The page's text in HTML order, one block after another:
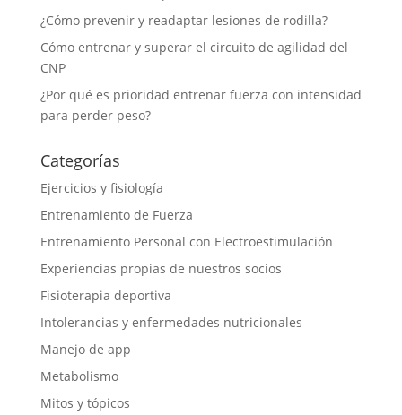
¿Cómo prevenir y readaptar lesiones de rodilla?
Cómo entrenar y superar el circuito de agilidad del
CNP
¿Por qué es prioridad entrenar fuerza con intensidad
para perder peso?
Categorías
Ejercicios y fisiología
Entrenamiento de Fuerza
Entrenamiento Personal con Electroestimulación
Experiencias propias de nuestros socios
Fisioterapia deportiva
Intolerancias y enfermedades nutricionales
Manejo de app
Metabolismo
Mitos y tópicos